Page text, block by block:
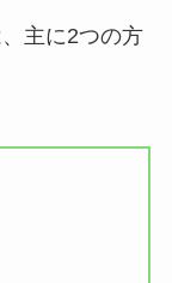
主に2つの方